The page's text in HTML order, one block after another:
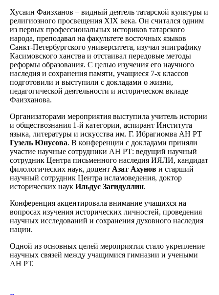
Хусаин Фаизханов – видный деятель татарской культуры и
религиозного просвещения XIX века. Он считался одним
из первых профессиональных историков татарского
народа, преподавал на факультете восточных языков
Санкт-Петербургского университета, изучал эпиграфику
Касимовского ханства и отстаивал передовые методы
реформы образования. С целью изучения его научного
наследия и сохранения памяти, учащиеся 7-х классов
подготовили и выступили с докладами о жизни,
педагогической деятельности и историческом вкладе
Фаизханова.
Организаторами мероприятия выступила учитель истории
и обществознания 1-й категории, аспирант Института
языка, литературы и искусства им. Г. Ибрагиомва АН РТ
Гузель Юнусова. В конференции с докладами приняли
участие научные сотрудники АН РТ: ведущий научный
сотрудник Центра письменного наследия ИЯЛИ, кандидат
филологических наук, доцент Азат Ахунов и старший
научный сотрудник Центра исламоведения, доктор
исторических наук Ильдус Загидуллин.
Конференция акцентировала внимание учащихся на
вопросах изучения исторических личностей, проведения
научных исследований и сохранения духовного наследия
нации.
Одной из основных целей мероприятия стало укрепление
научных связей между учащимися гимназии и учеными
АН РТ.